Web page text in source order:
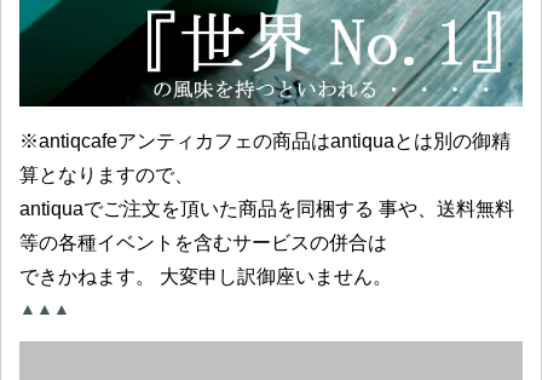
※antiqcafeアンティカフェの商品はantiquaとは別の御精
算となりますので、
antiquaでご注文を頂いた商品を同梱する 事や、送料無料
等の各種イベントを含むサービスの併合は
できかねます。 大変申し訳御座いません。
▲▲▲